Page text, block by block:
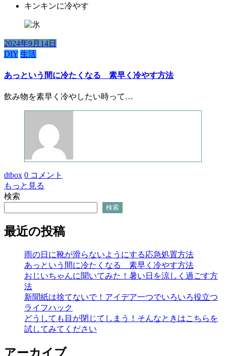
キンキンに冷やす
2024年9月14日
DIY 生活
あっという間に冷たくなる 素早く冷やす方法
飲み物を素早く冷やしたい時って…
dtbox 0 コメント
もっと見る
検索
検索
最近の投稿
雨の日に靴が滑らないようにする応急処置方法
あっという間に冷たくなる 素早く冷やす方法
おじいちゃんに聞いてみた！暑い日を涼しく過ごす方
法
新聞紙は捨てないで！アイデア一つでいろいろ役立つ
ライフハック
どうしても目が閉じてしまう！そんなときはこちらを
試してみてください
アーカイブ